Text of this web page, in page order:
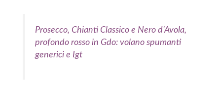
Prosecco, Chianti Classico e Nero d’Avola,
profondo rosso in Gdo: volano spumanti
generici e Igt